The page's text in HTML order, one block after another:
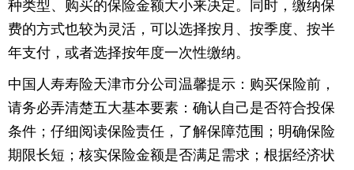
种类型、购买的保险金额大小来决定。同时，缴纳保
费的方式也较为灵活，可以选择按月、按季度、按半
年支付，或者选择按年度一次性缴纳。
中国人寿寿险天津市分公司温馨提示：购买保险前，
请务必弄清楚五大基本要素：确认自己是否符合投保
条件；仔细阅读保险责任，了解保障范围；明确保险
期限长短；核实保险金额是否满足需求；根据经济状